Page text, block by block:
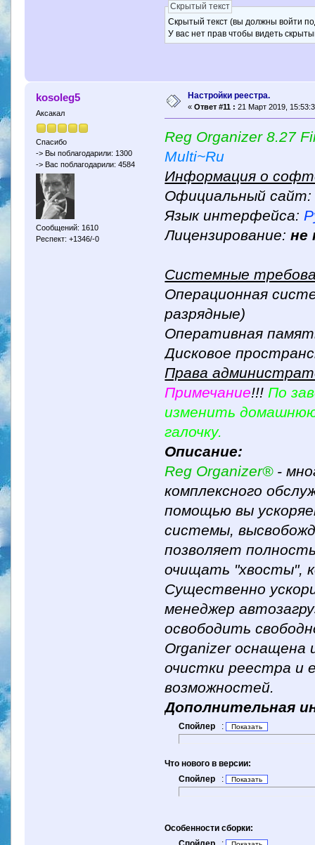
Скрытый текст
Скрытый текст (вы должны войти
У вас нет прав чтобы видеть
kosoleg5
Аксакал
Спасибо
-> Вы поблагодарили: 1300
-> Вас поблагодарили: 4584
Сообщений: 1610
Респект: +1346/-0
Настройки реестра.
« Ответ #11 : 21 Март 2019,
Reg Organizer 8.27
Multi~Ru
Информация о
Официальный
Язык интерфейса:
Лицензирование:не
Системные
Операционная
разрядные)
Оперативная
Дисковое
Права
Примечание!!!По
изменить
галочку.
Описание:
Reg Organizer®-
комплексного
помощью вы
системы,
позволяет
очищать "хвосты",
Существенно
менеджер
освободить
Organizer
очистки реестра и
возможностей.
Дополнительная
Спойлер :
Что нового в версии:
Спойлер
:
Особенности сборки: